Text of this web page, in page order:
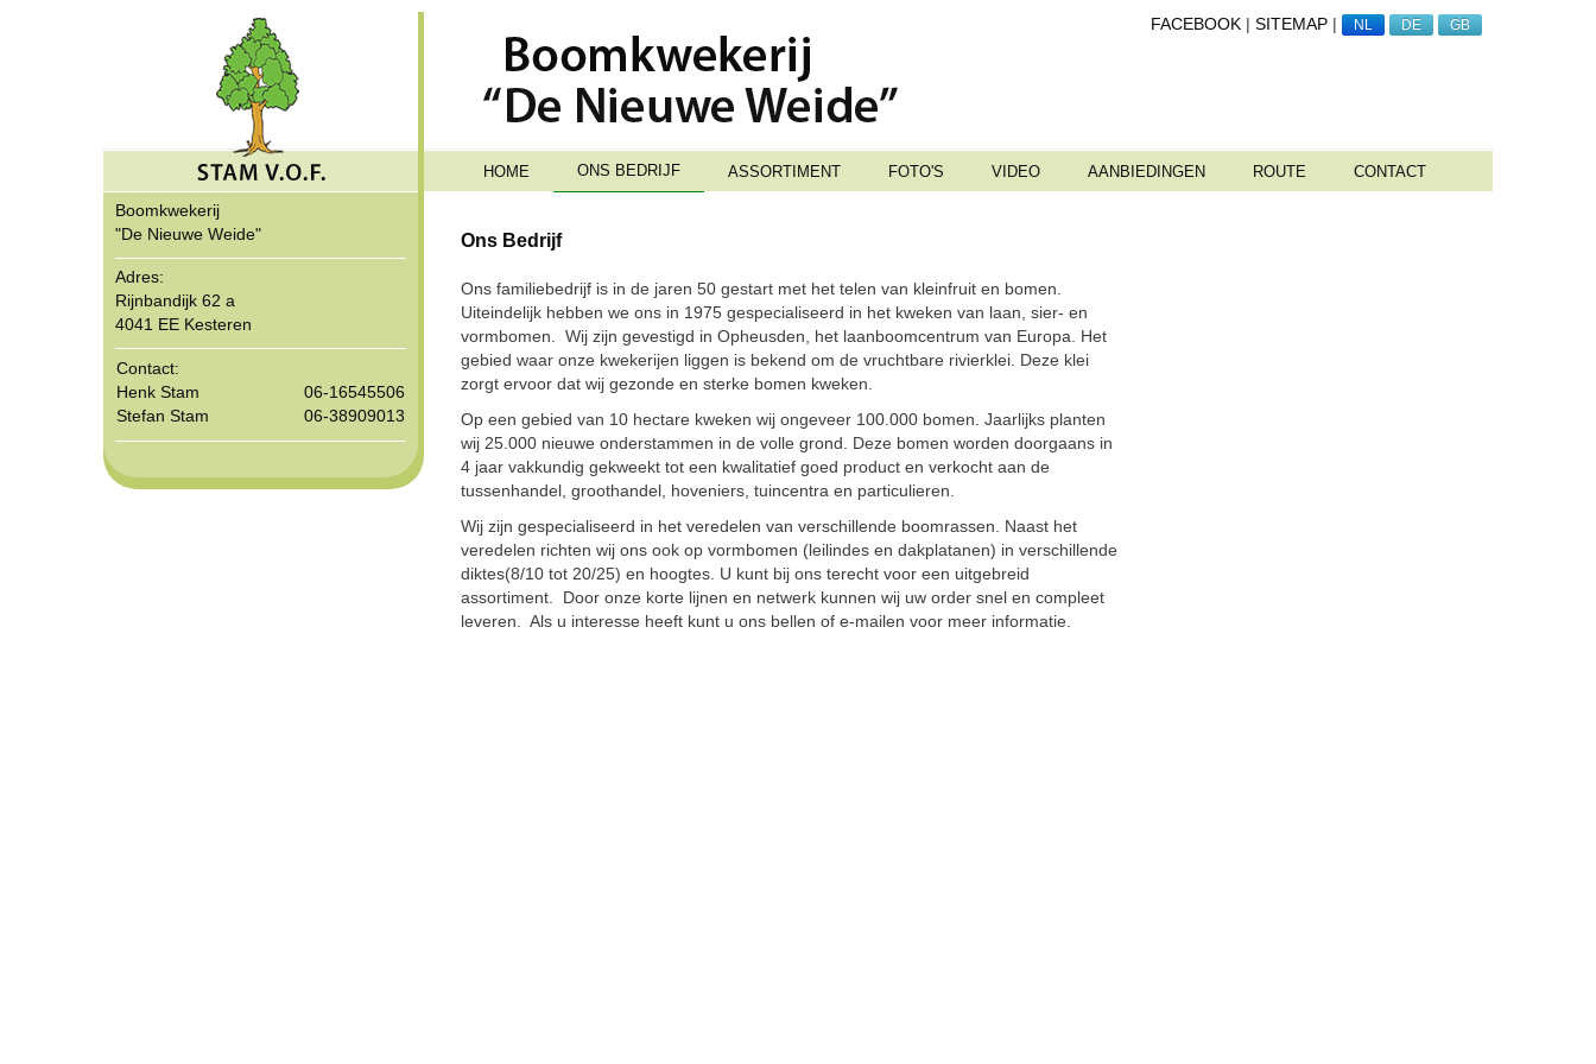
FACEBOOK| SITEMAP| NL DE GB
HOME ONS BEDRIJF ASSORTIMENT FOTO'S VIDEO AANBIEDINGEN ROUTE CONTACT
Boomkwekerij
"De Nieuwe Weide"
Adres:
Rijnbandijk 62 a
4041 EE Kesteren
Contact:
Henk Stam
Stefan Stam
06-16545506
06-38909013
Ons Bedrijf
Ons familiebedrijf is in de jaren 50 gestart met het telen van kleinfruit en bomen.
Uiteindelijk hebben we ons in 1975 gespecialiseerd in het kweken van laan, sier- en
vormbomen. Wij zijn gevestigd in Opheusden, het laanboomcentrum van Europa. Het
gebied waar onze kwekerijen liggen is bekend om de vruchtbare rivierklei. Deze klei
zorgt ervoor dat wij gezonde en sterke bomen kweken.
Op een gebied van 10 hectare kweken wij ongeveer 100.000 bomen. Jaarlijks planten
wij 25.000 nieuwe onderstammen in de volle grond. Deze bomen worden doorgaans in
4 jaar vakkundig gekweekt tot een kwalitatief goed product en verkocht aan de
tussenhandel, groothandel, hoveniers, tuincentra en particulieren.
Wij zijn gespecialiseerd in het veredelen van verschillende boomrassen. Naast het
veredelen richten wij ons ook op vormbomen (leilindes en dakplatanen) in verschillende
diktes(8/10 tot 20/25) en hoogtes. U kunt bij ons terecht voor een uitgebreid
assortiment. Door onze korte lijnen en netwerk kunnen wij uw order snel en compleet
leveren. Als u interesse heeft kunt u ons bellen of e-mailen voor meer informatie.